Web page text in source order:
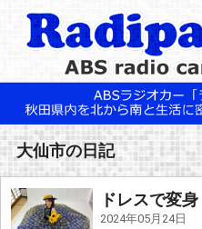
大仙市の日記
ドレスで変
2024年05月24日